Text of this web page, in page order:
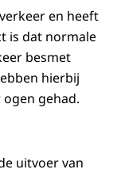
en heeft
is dat normale
besmet
hierbij
gehad.
uitvoer van